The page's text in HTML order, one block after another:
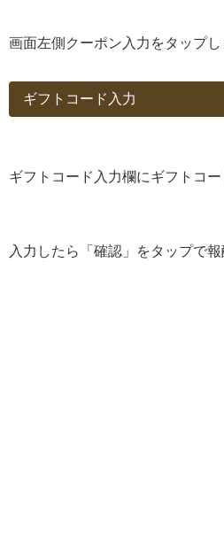
画面左側クーポン入力をタップし
ギフトコード入力
ギフトコード入力欄にギフトコー
入力したら「確認」をタップで報